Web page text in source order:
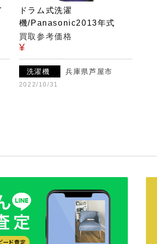
ドラム式洗濯
機/Panasonic2013年式
買取参考価格
¥
洗濯機 兵庫県芦屋市
2022/10/31